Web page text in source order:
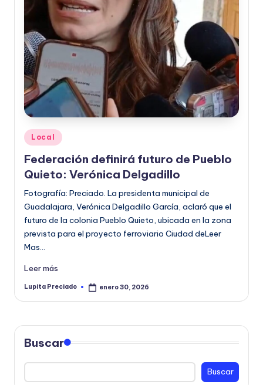
Publicado
en
Local
Federación definirá futuro de Pueblo
Quieto: Verónica Delgadillo
Fotografía: Preciado. La presidenta municipal de
Guadalajara, Verónica Delgadillo García, aclaró que el
futuro de la colonia Pueblo Quieto, ubicada en la zona
prevista para el proyecto ferroviario Ciudad deLeer
Mas…
Leer más
Publicado
Lupita Preciado enero 30, 2026
Buscar
Buscar